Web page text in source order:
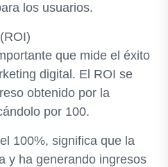
los usuarios.
que mide el éxito
digital. El ROI se
obtenido por la
por 100.
100%, significa que la
y ha generando ingresos